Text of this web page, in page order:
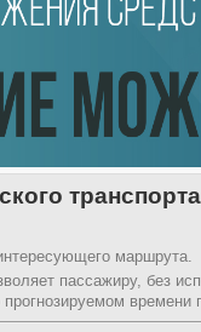
транспорта
маршрута.
пассажиру, без